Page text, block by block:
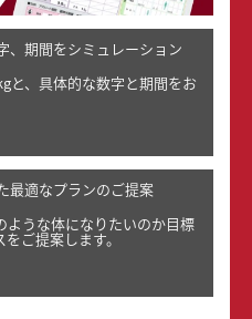
、期間をシミュレーション
、具体的な数字と期間をお
最適なプランのご提案
ような体になりたいのか目標
ご提案します。